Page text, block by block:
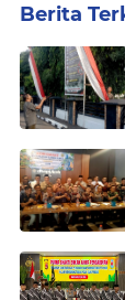
Berita